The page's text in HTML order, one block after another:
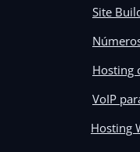
Site
Hosting
VoIP
Hosting